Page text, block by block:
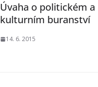
Úvaha o politickém a
kulturním buranství
14. 6. 2015